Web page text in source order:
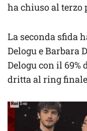
ha chiuso al terzo
La seconda sfida
Delogu e Barbara
Delogu con il 69%
dritta al ring